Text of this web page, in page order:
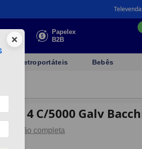
Faça sua
cotação
Papelex
B2B
Eletroportáteis Bebês
9/14 C/5000 Galv
Descrição completa
×